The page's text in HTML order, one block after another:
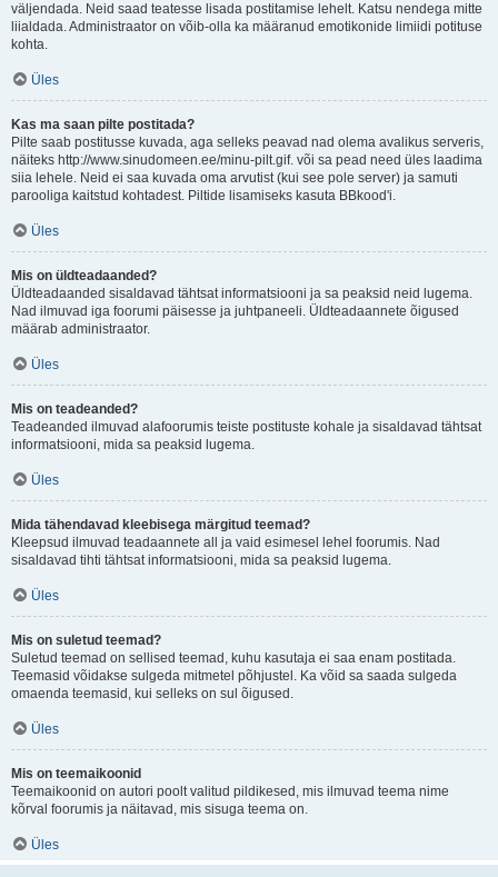
väljendada. Neid saad teatesse lisada postitamise lehelt. Katsu nendega mitte
liialdada. Administraator on võib-olla ka määranud emotikonide limiidi potituse
kohta.
Üles
Kas ma saan pilte postitada?
Pilte saab postitusse kuvada, aga selleks peavad nad olema avalikus serveris,
näiteks http://www.sinudomeen.ee/minu-pilt.gif. või sa pead need üles laadima
siia lehele. Neid ei saa kuvada oma arvutist (kui see pole server) ja samuti
parooliga kaitstud kohtadest. Piltide lisamiseks kasuta BBkood'i.
Üles
Mis on üldteadaanded?
Üldteadaanded sisaldavad tähtsat informatsiooni ja sa peaksid neid lugema.
Nad ilmuvad iga foorumi päisesse ja juhtpaneeli. Üldteadaannete õigused
määrab administraator.
Üles
Mis on teadeanded?
Teadeanded ilmuvad alafoorumis teiste postituste kohale ja sisaldavad tähtsat
informatsiooni, mida sa peaksid lugema.
Üles
Mida tähendavad kleebisega märgitud teemad?
Kleepsud ilmuvad teadaannete all ja vaid esimesel lehel foorumis. Nad
sisaldavad tihti tähtsat informatsiooni, mida sa peaksid lugema.
Üles
Mis on suletud teemad?
Suletud teemad on sellised teemad, kuhu kasutaja ei saa enam postitada.
Teemasid võidakse sulgeda mitmetel põhjustel. Ka võid sa saada sulgeda
omaenda teemasid, kui selleks on sul õigused.
Üles
Mis on teemaikoonid
Teemaikoonid on autori poolt valitud pildikesed, mis ilmuvad teema nime
kõrval foorumis ja näitavad, mis sisuga teema on.
Üles